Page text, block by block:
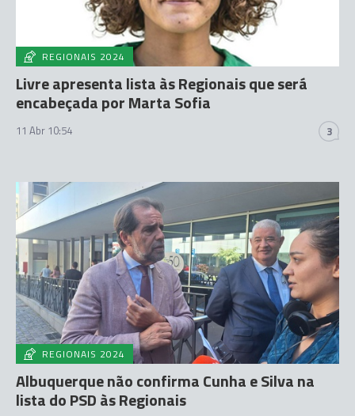
REGIONAIS 2024
Livre apresenta lista às Regionais que será
encabeçada por Marta Sofia
11 Abr 10:54 3
REGIONAIS 2024
Albuquerque não confirma Cunha e Silva na
lista do PSD às Regionais